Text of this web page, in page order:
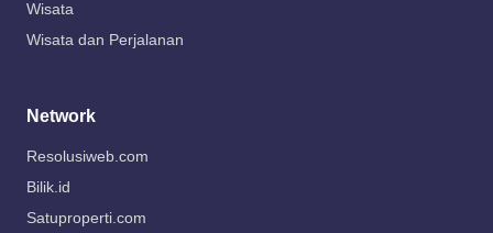
Wisata
Wisata dan Perjalanan
Network
Resolusiweb.com
Bilik.id
Satuproperti.com